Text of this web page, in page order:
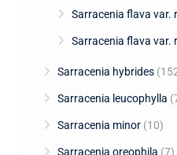
Sarracenia flava var.
Sarracenia flava var.
Sarracenia hybrides
Sarracenia leucophylla
Sarracenia minor (10)
Sarracenia oreophila (7)